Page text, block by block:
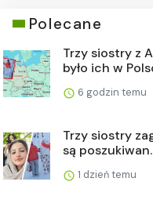
Polecane
Trzy siostry z
było ich w
6 godzin temu
Trzy siostry
są
1 dzień temu